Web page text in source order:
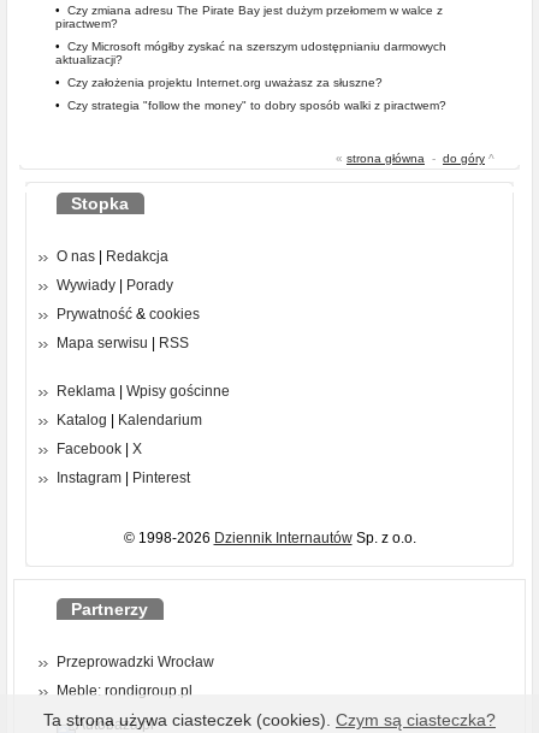
• Czy zmiana adresu The Pirate Bay jest dużym przełomem w walce z
piractwem?
• Czy Microsoft mógłby zyskać na szerszym udostępnianiu darmowych
aktualizacji?
• Czy założenia projektu Internet.org uważasz za słuszne?
• Czy strategia "follow the money" to dobry sposób walki z piractwem?
« strona główna - do góry ^
Stopka
O nas
Redakcja
Wywiady
Porady
Prywatność & cookies
Mapa serwisu
RSS
Reklama
Wpisy gościnne
Katalog
Kalendarium
Facebook
X
Instagram
Pinterest
© 1998-2026 Dziennik InternautówSp. z o.o.
Partnerzy
Przeprowadzki Wrocław
Meble: rondigroup.pl
Ta strona używa ciasteczek (cookies). Czym są ciasteczka?